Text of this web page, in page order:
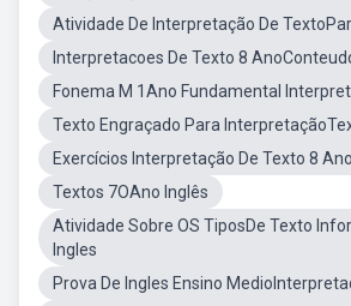
Atividade De Interpretação De
Interpretacoes De Texto 8
Fonema M 1Ano Fundamental
Texto Engraçado Para
Exercícios Interpretação De Texto 8
Textos 7OAno Inglês
Atividade Sobre OS TiposDe Texto
Ingles
Prova De Ingles Ensino